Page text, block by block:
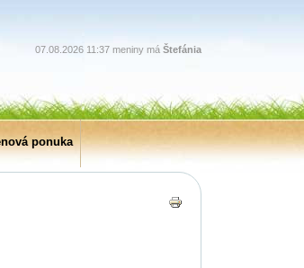
07.08.2026 11:37 meniny má Štefánia
ponuka